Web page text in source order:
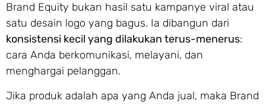
Brand Equity bukan hasil satu kampanye viral atau
satu desain logo yang bagus. Ia dibangun dari
konsistensi kecil yang dilakukan terus-menerus:
cara Anda berkomunikasi, melayani, dan
menghargai pelanggan.
Jika produk adalah apa yang Anda jual, maka Brand